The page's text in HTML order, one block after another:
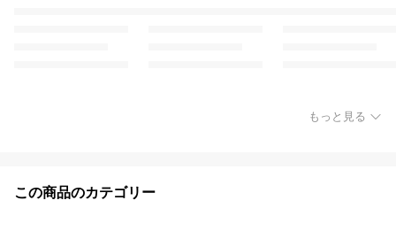
もっと見る
この商品のカテゴリー